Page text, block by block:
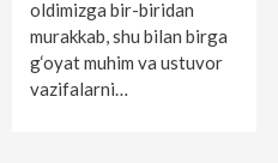
oldimizga bir-biridan
murakkab, shu bilan birga
g‘oyat muhim va ustuvor
vazifalarni…